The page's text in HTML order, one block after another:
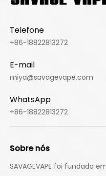
Telefone
+86-18822813272
E-mail
miya@savagevape.com
WhatsApp
+86-18822813272
Sobre nós
SAVAGEVAPE foi fundada